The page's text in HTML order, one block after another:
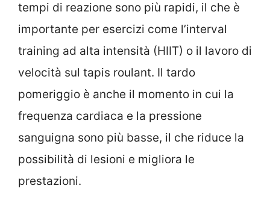
tempi di reazione sono più rapidi, il che è
importante per esercizi come l’interval
training ad alta intensità (HIIT) o il lavoro di
velocità sul tapis roulant. Il tardo
pomeriggio è anche il momento in cui la
frequenza cardiaca e la pressione
sanguigna sono più basse, il che riduce la
possibilità di lesioni e migliora le
prestazioni.